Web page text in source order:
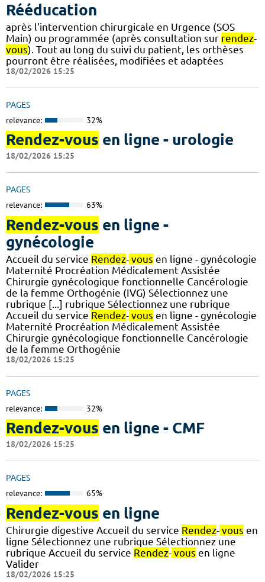
Rééducation
après l'intervention chirurgicale en Urgence (SOS
Main) ou programmée (après consultation sur rendez-
vous). Tout au long du suivi du patient, les orthèses
pourront être réalisées, modifiées et adaptées
18/02/2026 15:25
PAGES
relevance: 32%
Rendez-vous en ligne - urologie
18/02/2026 15:25
PAGES
relevance: 63%
Rendez-vous en ligne -
gynécologie
Accueil du service Rendez- vous en ligne - gynécologie
Maternité Procréation Médicalement Assistée
Chirurgie gynécologique fonctionnelle Cancérologie
de la femme Orthogénie (IVG) Sélectionnez une
rubrique [...] rubrique Sélectionnez une rubrique
Accueil du service Rendez- vous en ligne - gynécologie
Maternité Procréation Médicalement Assistée
Chirurgie gynécologique fonctionnelle Cancérologie
de la femme Orthogénie
18/02/2026 15:25
PAGES
relevance: 32%
Rendez-vous en ligne - CMF
18/02/2026 15:25
PAGES
relevance: 65%
Rendez-vous en ligne
Chirurgie digestive Accueil du service Rendez- vous en
ligne Sélectionnez une rubrique Sélectionnez une
rubrique Accueil du service Rendez- vous en ligne
Valider
18/02/2026 15:25